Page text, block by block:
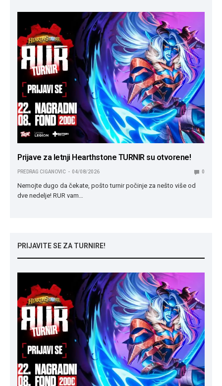
Prijave za letnji Hearthstone TURNIR su otvorene!
PREDRAG CIGANOVIC 04/08/2026 0
Nemojte dugo da čekate, pošto turnir počinje za nešto više od
dve nedelje! RUR vam…
PRIJAVITE SE ZA TURNIRE!